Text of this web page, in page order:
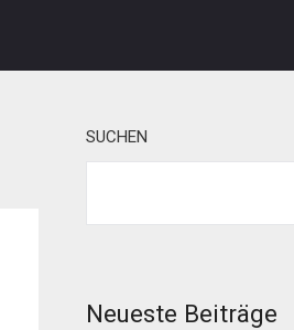
SUCHEN
Neueste Beiträge